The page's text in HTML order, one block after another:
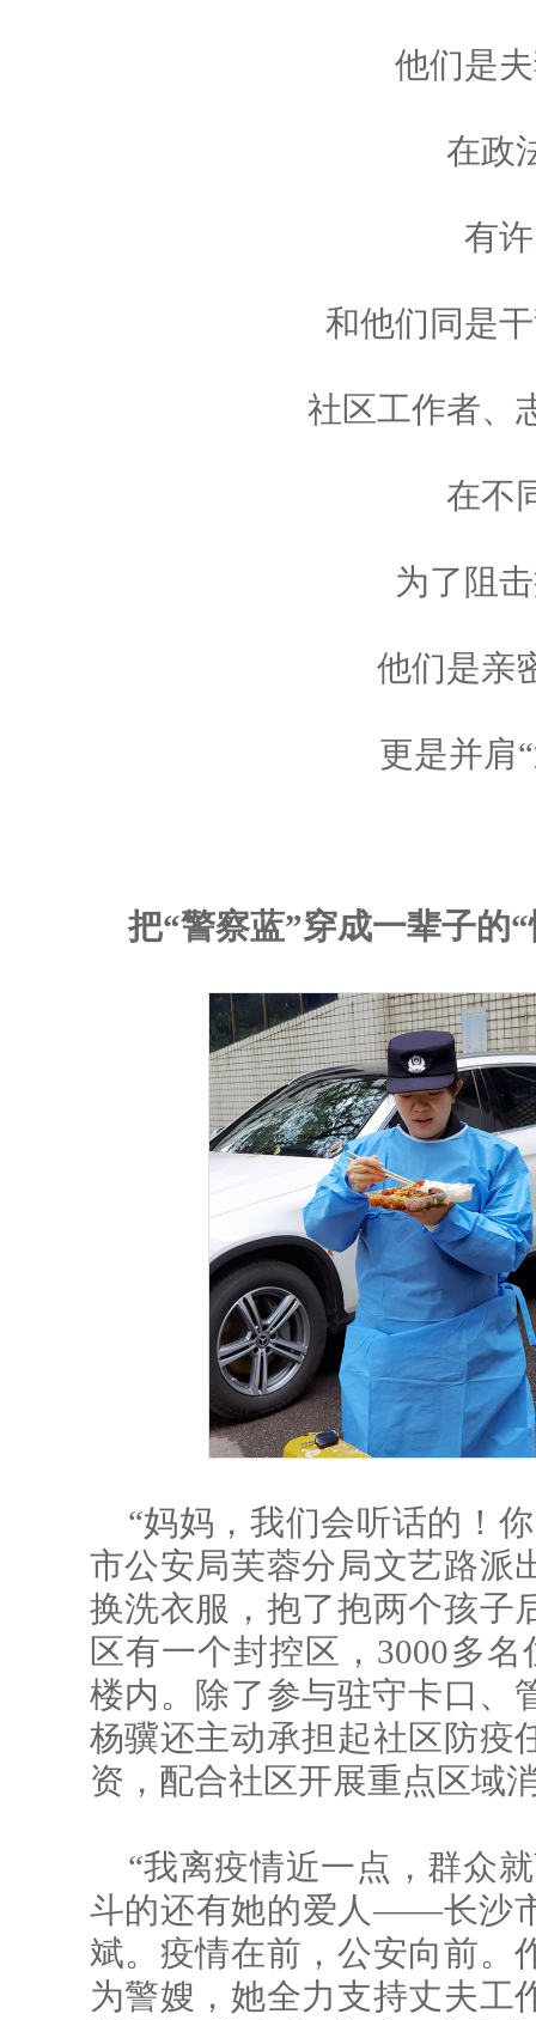
他们是
在政
有
和他们同是
社区工作者、
在不
为了阻
他们是亲
更是并肩
把“警察蓝”穿成一辈子的
“妈妈，我们会听话的！
市公安局芙蓉分局文艺路派
换洗衣服，抱了抱两个孩子
区有一个封控区，3000多
楼内。除了参与驻守卡口、
杨骥还主动承担起社区防疫
资，配合社区开展重点区域
“我离疫情近一点，群众
斗的还有她的爱人——长沙
斌。疫情在前，公安向前。
为警嫂，她全力支持丈夫工